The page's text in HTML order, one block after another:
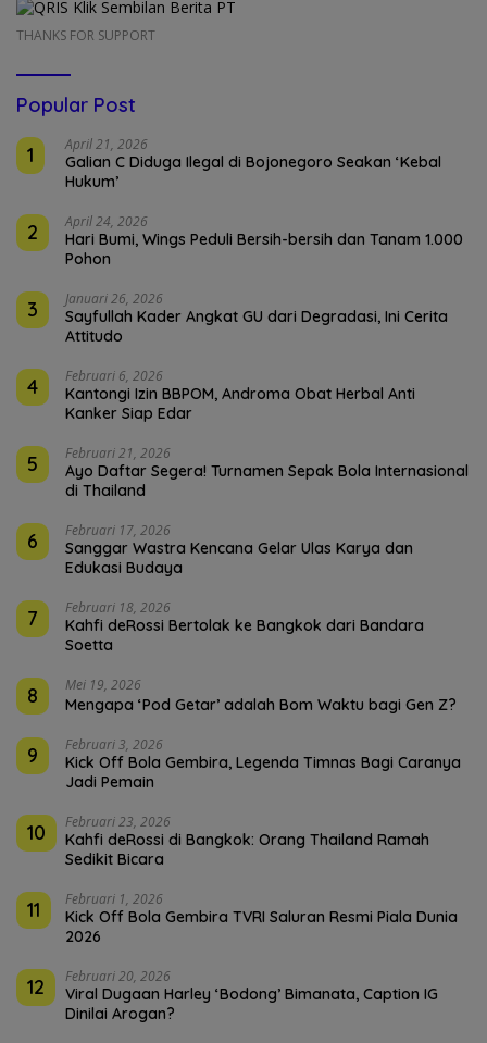
THANKS FOR SUPPORT
Popular Post
1
April 21, 2026
Galian C Diduga Ilegal di Bojonegoro Seakan ‘Kebal
Hukum’
2 April 24, 2026
Hari Bumi, Wings Peduli Bersih-bersih dan Tanam 1.000
Pohon
3 Januari 26, 2026
Sayfullah Kader Angkat GU dari Degradasi, Ini Cerita
Attitudo
4 Februari 6, 2026
Kantongi Izin BBPOM, Androma Obat Herbal Anti
Kanker Siap Edar
5 Februari 21, 2026
Ayo Daftar Segera! Turnamen Sepak Bola Internasional
di Thailand
6 Februari 17, 2026
Sanggar Wastra Kencana Gelar Ulas Karya dan
Edukasi Budaya
7 Februari 18, 2026
Kahfi deRossi Bertolak ke Bangkok dari Bandara
Soetta
8 Mei 19, 2026
Mengapa ‘Pod Getar’ adalah Bom Waktu bagi Gen Z?
9 Februari 3, 2026
Kick Off Bola Gembira, Legenda Timnas Bagi Caranya
Jadi Pemain
10 Februari 23, 2026
Kahfi deRossi di Bangkok: Orang Thailand Ramah
Sedikit Bicara
11 Februari 1, 2026
Kick Off Bola Gembira TVRI Saluran Resmi Piala Dunia
2026
12 Februari 20, 2026
Viral Dugaan Harley ‘Bodong’ Bimanata, Caption IG
Dinilai Arogan?